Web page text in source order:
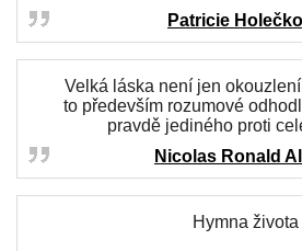
Patricie
Velká láska není jen
to především rozumové
pravdě jediného proti
Nicolas Ronald
Hymna života